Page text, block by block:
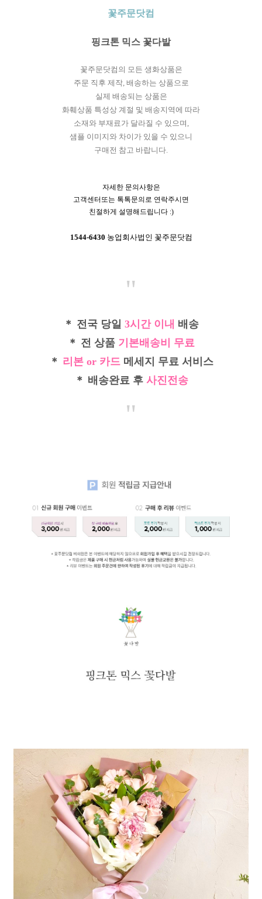
꽃주문닷컴
핑크톤 믹스 꽃다발
꽃주문닷컴의 모든 생화상품은
주문 직후 제작, 배송하는 상품으로
실제 배송되는 상품은
화훼상품 특성상 계절 및 배송지역에 따라
소재와 부재료가 달라질 수 있으며,
샘플 이미지와 차이가 있을 수 있으니
구매전 참고 바랍니다.
자세한 문의사항은
고객센터또는 톡톡문의로 연락주시면
친절하게 설명해드립니다 :)
1544-6430 농업회사법인 꽃주문닷컴
"
＊ 전국 당일 3시간 이내 배송
＊ 전 상품 기본배송비 무료
＊ 리본 or 카드 메세지 무료 서비스
＊ 배송완료 후 사진전송
"